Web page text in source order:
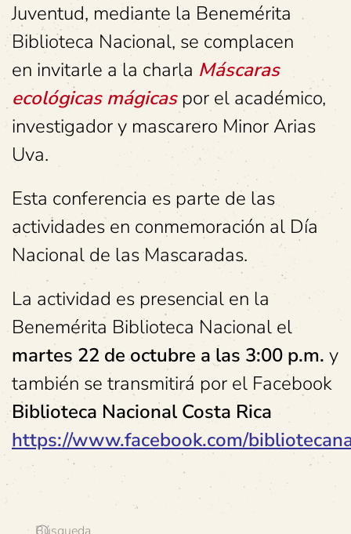
Juventud, mediante la Benemérita
Biblioteca Nacional, se complacen
en invitarle a la charla Máscaras
ecológicas mágicas por el académico,
investigador y mascarero Minor Arias
Uva.
Esta conferencia es parte de las
actividades en conmemoración al Día
Nacional de las Mascaradas.
La actividad es presencial en la
Benemérita Biblioteca Nacional el
martes 22 de octubre a las 3:00 p.m. y
también se transmitirá por el Facebook
Biblioteca Nacional Costa Rica
https://www.facebook.com/